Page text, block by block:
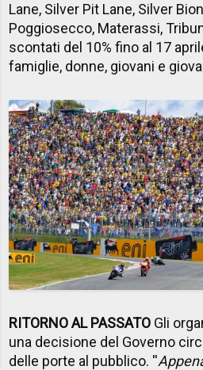
Lane, Silver Pit Lane, Silver
Poggiosecco, Materassi,
scontati del 10% fino al 17
famiglie, donne, giovani e
RITORNO AL PASSATO Gli
una decisione del Governo
delle porte al pubblico. ''